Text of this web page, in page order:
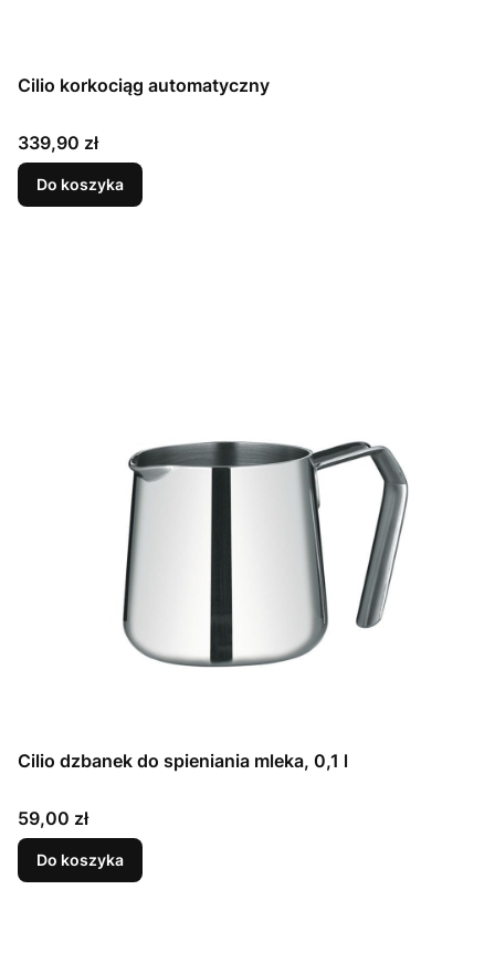
Cilio korkociąg automatyczny
Cena
339,90 zł
Do koszyka
Cilio dzbanek do spieniania mleka, 0,1 l
Cena
59,00 zł
Do koszyka